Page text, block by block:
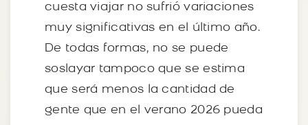
cuesta viajar no sufrió variaciones
muy significativas en el último año.
De todas formas, no se puede
soslayar tampoco que se estima
que será menos la cantidad de
gente que en el verano 2026 pueda